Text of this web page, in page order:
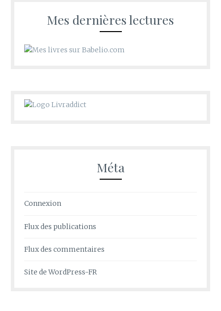
Mes dernières lectures
Méta
Connexion
Flux des publications
Flux des commentaires
Site de WordPress-FR